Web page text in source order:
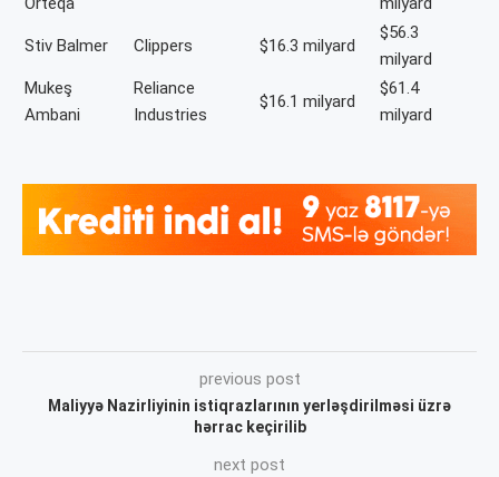
Stiv Balmer Clippers $16.3 milyard
$56.3
milyard
Mukeş
Ambani
Reliance
Industries
$16.1 milyard
$61.4
milyard
previous post
Maliyyə Nazirliyinin istiqrazlarının yerləşdirilməsi üzrə
hərrac keçirilib
next post